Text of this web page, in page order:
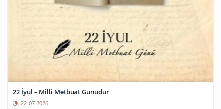
22 İyul – Milli Mətbuat Günüdür
22-07-2026